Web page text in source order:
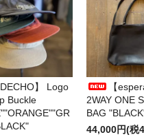
DECHO】 Logo
Buckle
【
2WAY ONE
BAG
44,000円(税